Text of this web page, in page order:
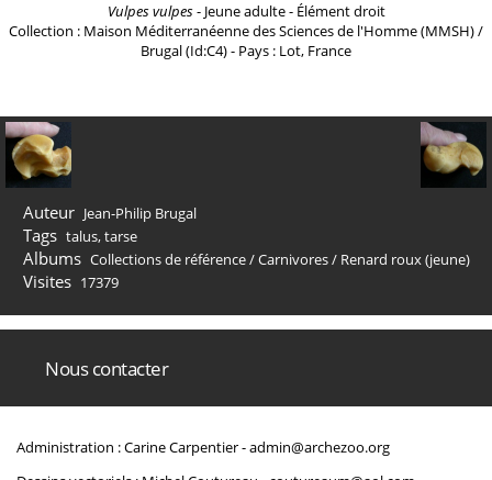
Vulpes vulpes- Jeune adulte - Élément droit
Collection : Maison Méditerranéenne des Sciences de l'Homme (MMSH) /
Brugal (Id:C4) - Pays : Lot, France
Auteur Jean-Philip Brugal
Tags talus,tarse
Albums Collections de référence/Carnivores/ Renard roux (jeune)
Visites 17379
Nous contacter
Administration : Carine Carpentier -admin@archezoo.org